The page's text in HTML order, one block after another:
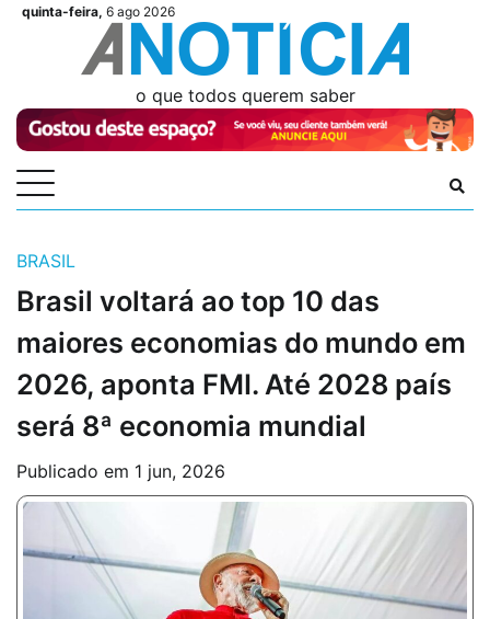
Skipquinta-feira, 6 ago 2026
Videos
Videos
Podcasts
Podcasts
Author
Author
LoginLogin
o que todos querem saber
BRASIL
Brasil voltará ao top 10 das
maiores economias do mundo em
2026, aponta FMI. Até 2028 país
será 8ª economia mundial
Publicado em 1 jun, 2026